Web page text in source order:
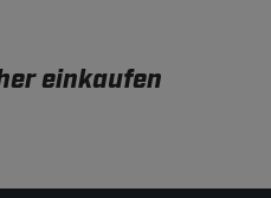
einkaufen